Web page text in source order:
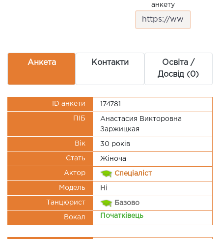
анкету
Анкета Контакти
Освіта /
Досвід (0)
ID анкети 174781
ПІБ
Анастасия Викторовна
Заржицкая
Вік 30 рокiв
Стать Жіноча
Актор Спеціаліст
Модель Ні
Танцюрист Базово
Вокал Початківець